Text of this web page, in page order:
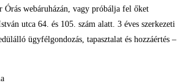
Órás webáruházán, vagy próbálja fel őket
utca 64. és 105. szám alatt. 3 éves szerkezeti
ügyfélgondozás, tapasztalat és hozzáértés –